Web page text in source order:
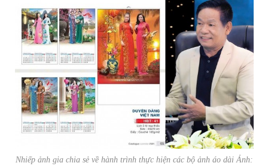
Nhiếp ảnh gia chia sẻ về hành trình thực hiện các bộ ảnh áo dài Ảnh: